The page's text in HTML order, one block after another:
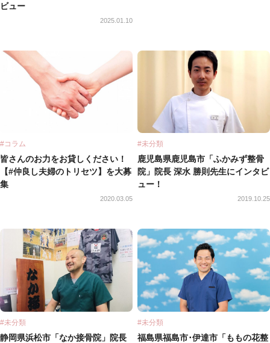
ビュー
2025.01.10
#コラム
皆さんのお力をお貸しください！
【#仲良し夫婦のトリセツ】を大募
集
2020.03.05
#未分類
鹿児島県鹿児島市「ふかみず整骨
院」院長 深水 勝則先生にインタビ
ュー！
2019.10.25
#未分類
静岡県浜松市「なか接骨院」院長
#未分類
福島県福島市･伊達市「ももの花整